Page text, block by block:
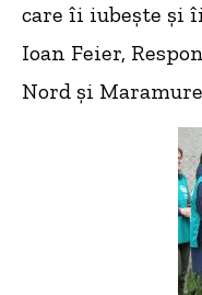
care îi iubește și
Ioan Feier,
Nord și